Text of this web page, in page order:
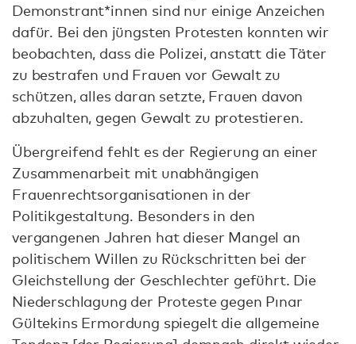
Demonstrant*innen sind nur einige Anzeichen
dafür. Bei den jüngsten Protesten konnten wir
beobachten, dass die Polizei, anstatt die Täter
zu bestrafen und Frauen vor Gewalt zu
schützen, alles daran setzte, Frauen davon
abzuhalten, gegen Gewalt zu protestieren.
Übergreifend fehlt es der Regierung an einer
Zusammenarbeit mit unabhängigen
Frauenrechtsorganisationen in der
Politikgestaltung. Besonders in den
vergangenen Jahren hat dieser Mangel an
politischem Willen zu Rückschritten bei der
Gleichstellung der Geschlechter geführt. Die
Niederschlagung der Proteste gegen Pınar
Gültekins Ermordung spiegelt die allgemeine